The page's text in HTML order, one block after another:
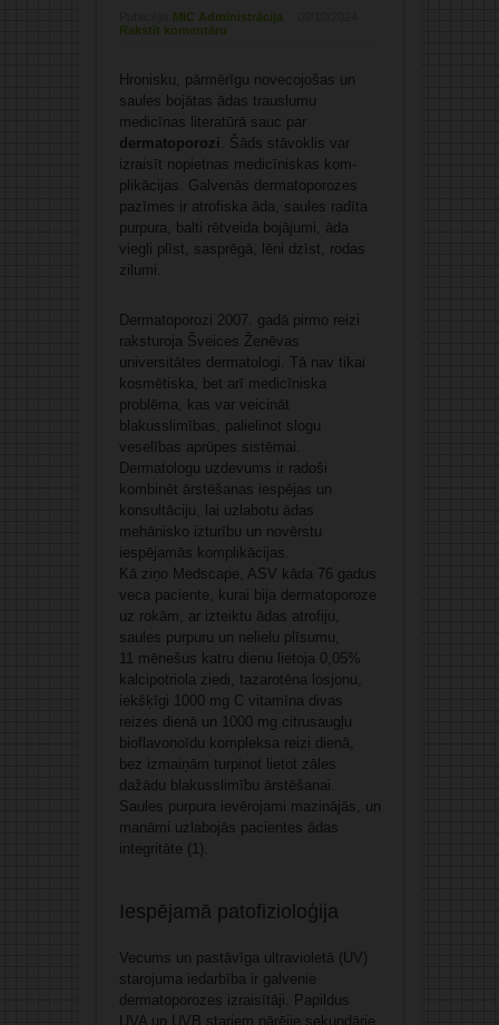
MIC Administrācija
Rakstīt komentāru
Hronisku, pārmērīgu novecojošas un
sau­les bojātas ādas trauslumu
medicīnas lite­ratūrā sauc par
dermatoporozi . Šāds stāvoklis var
izraisīt nopietnas medicīniskas kom­
plikācijas. Galvenās dermatoporozes
pazīmes ir atrofiska āda, saules radīta
purpura, balti rētveida bojājumi, āda
viegli plīst, sasprēgā, lēni dzīst, rodas
zilumi.
Dermatoporozi 2007. gadā pirmo reizi
raksturoja Šveices Ženēvas
universitātes dermatologi. Tā nav tikai
kosmētiska, bet arī medicīniska
problēma, kas var veicināt
blakusslimības, palielinot slogu
veselības aprūpes sistēmai.
Dermatologu uzdevums ir radoši
kombinēt ārstēšanas iespējas un
konsultāciju, lai uzlabotu ādas
mehānisko izturību un novērstu
iespējamās komplikācijas.
Kā ziņo Medscape, ASV kāda 76 gadus
veca paciente, kurai bija dermatoporoze
uz rokām, ar izteiktu ādas atrofiju,
saules purpuru un nelielu plīsumu,
11 mēnešus katru dienu lietoja 0,05%
kalcipotriola ziedi, tazarotēna losjonu,
iekšķīgi 1000 mg C vitamīna divas
reizes dienā un 1000 mg citrusaugļu
bioflavonoīdu kompleksa reizi dienā,
bez izmaiņām turpinot lietot zāles
dažādu blakusslimību ārstēšanai.
Saules purpura ievērojami mazinājās, un
manāmi uzlabojās pacientes ādas
integritāte (1).
Iespējamā patofizioloģija
Vecums un pastāvīga ultravioletā (UV)
starojuma iedarbība ir galvenie
dermatoporozes izraisītāji. Papildus
UVA un UVB stariem pārējie sekundārie